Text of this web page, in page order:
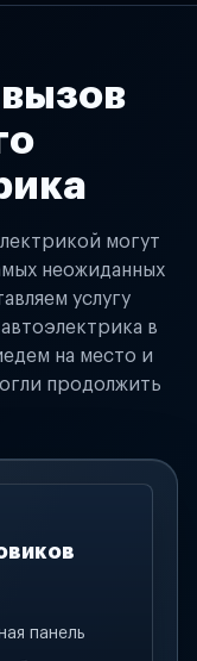
могут
неожиданных
услугу
в
на место и
продолжить
панель